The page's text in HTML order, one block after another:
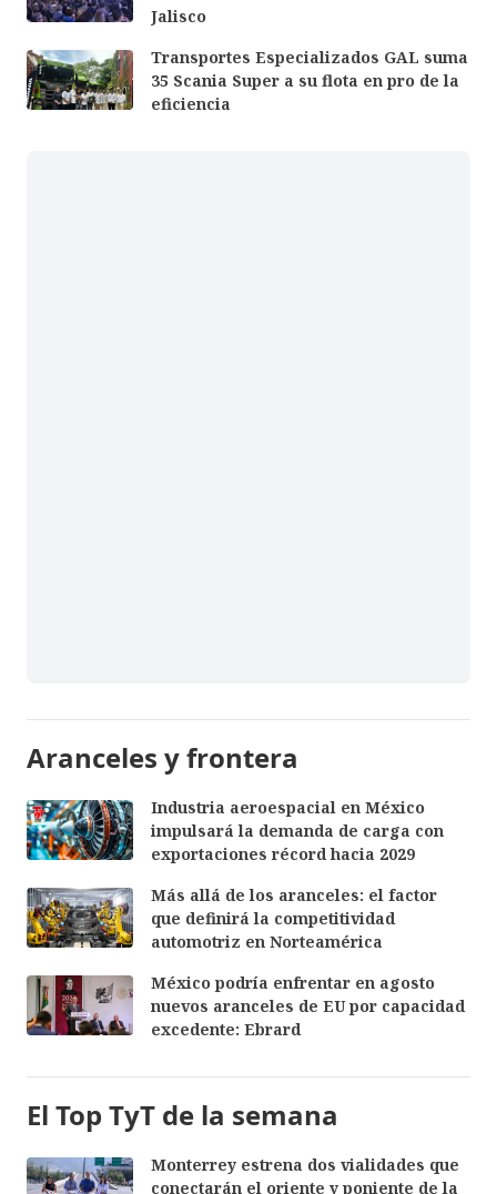
Jalisco
Transportes Especializados GAL suma
35 Scania Super a su flota en pro de la
eficiencia
Aranceles y frontera
Industria aeroespacial en México
impulsará la demanda de carga con
exportaciones récord hacia 2029
Más allá de los aranceles: el factor
que definirá la competitividad
automotriz en Norteamérica
México podría enfrentar en agosto
nuevos aranceles de EU por capacidad
excedente: Ebrard
El Top TyT de la semana
Monterrey estrena dos vialidades que
conectarán el oriente y poniente de la